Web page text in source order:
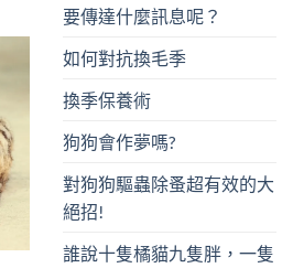
要傳達什麼訊息呢？
如何對抗換毛季
換季保養術
狗狗會作夢嗎?
對狗狗驅蟲除蚤超有效的大
絕招!
誰說十隻橘貓九隻胖，一隻